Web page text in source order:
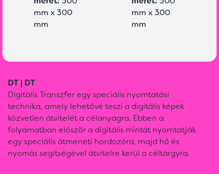
mm x 300
mm
mm x 300
mm
DT | DT
Digitális Transzfer egy speciális nyomtatási
technika, amely lehetővé teszi a digitális képek
közvetlen átvitelét a célanyagra. Ebben a
folyamatban először a digitális mintát nyomtatják
egy speciális átmeneti hordozóra, majd hő és
nyomás segítségével átvitelre kerül a céltárgyra.